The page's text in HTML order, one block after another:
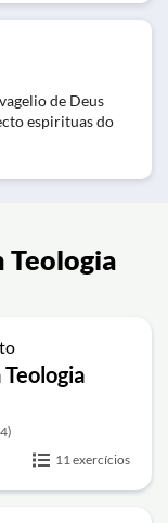
de Deus
espirituas do
Teologia
11 exercícios